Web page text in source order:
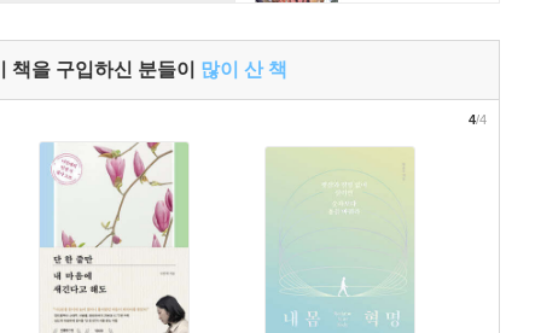
책을 구입하신 분들이 많이 산 책
4/4